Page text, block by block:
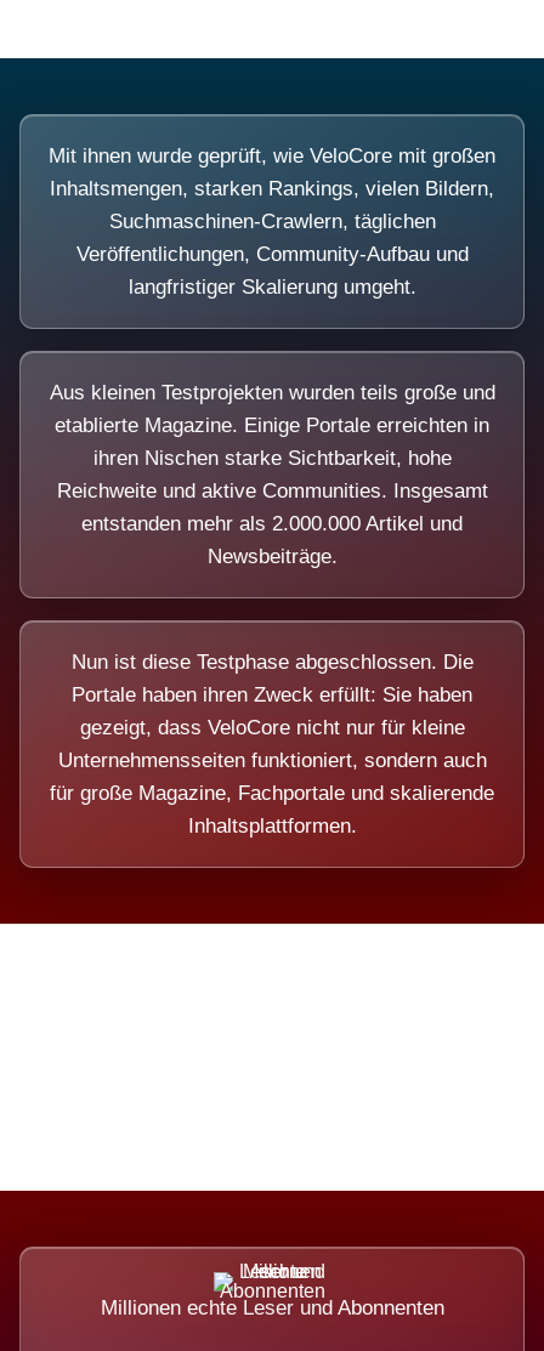
Mit ihnen wurde geprüft, wie VeloCore mit großen
Inhaltsmengen, starken Rankings, vielen Bildern,
Suchmaschinen-Crawlern, täglichen
Veröffentlichungen, Community-Aufbau und
langfristiger Skalierung umgeht.
Aus kleinen Testprojekten wurden teils große und
etablierte Magazine. Einige Portale erreichten in
ihren Nischen starke Sichtbarkeit, hohe
Reichweite und aktive Communities. Insgesamt
entstanden mehr als 2.000.000 Artikel und
Newsbeiträge.
Nun ist diese Testphase abgeschlossen. Die
Portale haben ihren Zweck erfüllt: Sie haben
gezeigt, dass VeloCore nicht nur für kleine
Unternehmensseiten funktioniert, sondern auch
für große Magazine, Fachportale und skalierende
Inhaltsplattformen.
Millionen echte Leser und Abonnenten